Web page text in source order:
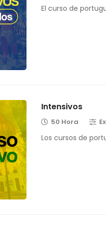
El curso de
Intensivos
50 Hora
Los cursos de